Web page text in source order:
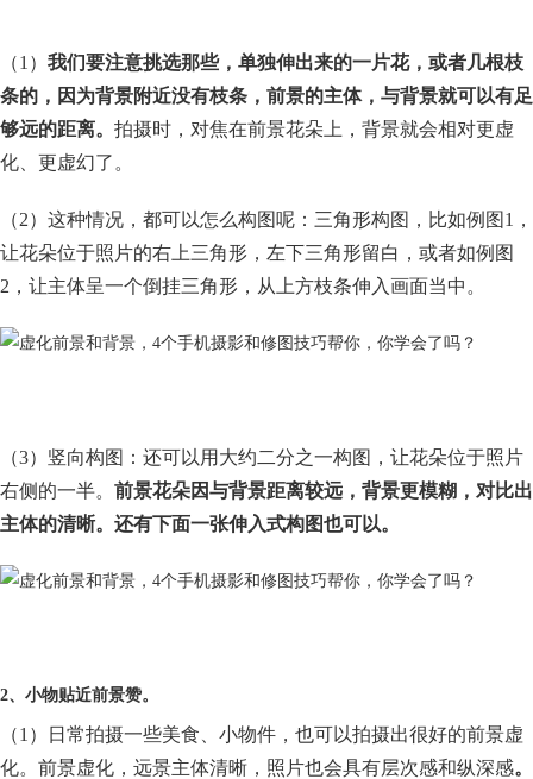
（1） 我们要注意挑选那些，单独伸出来的一片花，或者几根枝
条的，因为背景附近没有枝条，前景的主体，与背景就可以有足
够远的距离。 拍摄时，对焦在前景花朵上，背景就会相对更虚
化、更虚幻了。
（2）这种情况，都可以怎么构图呢：三角形构图，比如例图1，
让花朵位于照片的右上三角形，左下三角形留白，或者如例图
2，让主体呈一个倒挂三角形，从上方枝条伸入画面当中。
（3）竖向构图：还可以用大约二分之一构图，让花朵位于照片
右侧的一半。 前景花朵因与背景距离较远，背景更模糊，对比出
主体的清晰。还有下面一张伸入式构图也可以。
2、小物贴近前景赞。
（1）日常拍摄一些美食、小物件，也可以拍摄出很好的前景虚
化。前景虚化，远景主体清晰，照片也会具有层次感和纵深感。